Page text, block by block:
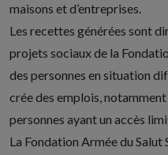
maisons et d’entreprises.
Les recettes générées sont
projets sociaux de la
des personnes en situation
crée des emplois,
personnes ayant un accès
La Fondation Armée du